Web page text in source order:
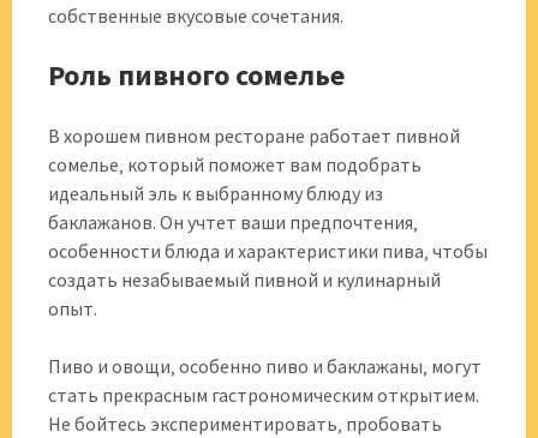
собственные вкусовые сочетания.
Роль пивного сомелье
В хорошем пивном ресторане работает пивной
сомелье‚ который поможет вам подобрать
идеальный эль к выбранному блюду из
баклажанов. Он учтет ваши предпочтения‚
особенности блюда и характеристики пива‚ чтобы
создать незабываемый пивной и кулинарный
опыт.
Пиво и овощи‚ особенно пиво и баклажаны‚ могут
стать прекрасным гастрономическим открытием.
Не бойтесь экспериментировать‚ пробовать